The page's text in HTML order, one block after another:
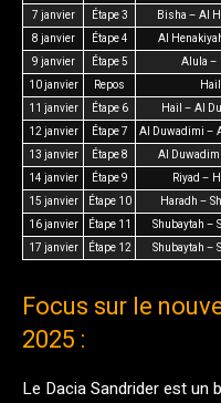
7 janvier
Étape 3 Bisha – Al
8 janvier
Étape 4 Al
9 janvier
Étape 5 Alula –
10 janvier
Repos Hail
11 janvier
Étape 6 Hail – Al
12 janvier
Étape 7 Al Duwadimi –
13 janvier
Étape 8 Al
14 janvier
Étape 9 Riyad –
15 janvier
Étape 10 Haradh –
16 janvier
Étape 11 Shubaytah –
17 janvier
Étape 12 Shubaytah –
Focus sur le
2025 :
Le Dacia Sandrider est un